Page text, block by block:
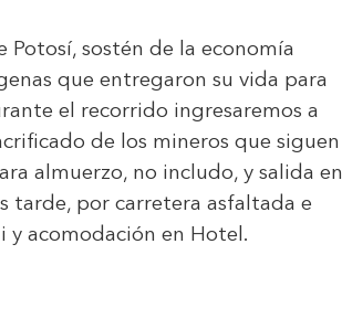
Potosí, sostén de la economía
que entregaron su vida para
el recorrido ingresaremos a
de los mineros que siguen
almuerzo, no includo, y salida en
tarde, por carretera asfaltada e
y acomodación en Hotel.